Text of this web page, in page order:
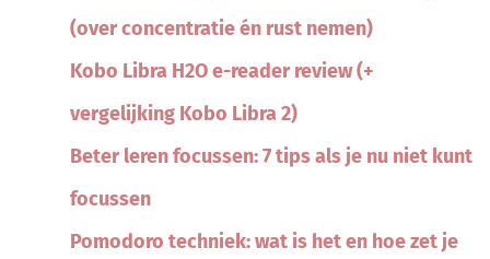
(over concentratie én rust nemen)
Kobo Libra H2O e-reader review (+
vergelijking Kobo Libra 2)
Beter leren focussen: 7 tips als je nu niet kunt
focussen
Pomodoro techniek: wat is het en hoe zet je